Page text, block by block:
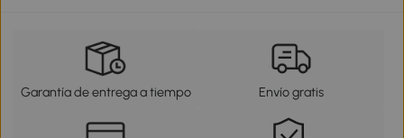
Garantía de entrega a tiempo Envío gratis